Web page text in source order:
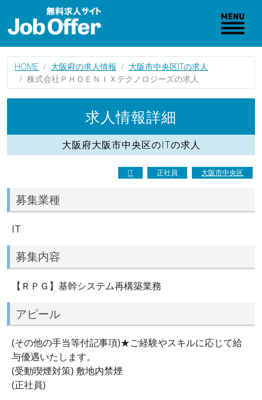
HOME 大阪府の求人情報
大阪市中央区ITの求人
株式会社ＰＨＯＥＮＩＸテクノロジーズの求人
求人情報詳細
大阪府大阪市中央区のITの求人
IT 正社員 大阪市中央区
募集業種
IT
募集内容
【ＲＰＧ】基幹システム再構築業務
アピール
(その他の手当等付記事項)★ご経験やスキルに応じて給
与優遇いたします。
(受動喫煙対策) 敷地内禁煙
(正社員)